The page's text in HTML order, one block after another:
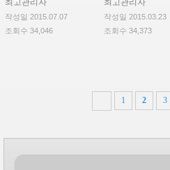
최고관리자
작성일 2015.07.07
조회수 34,046
최고관리자
작성일 2015.03.23
조회수 34,373
1 2 3